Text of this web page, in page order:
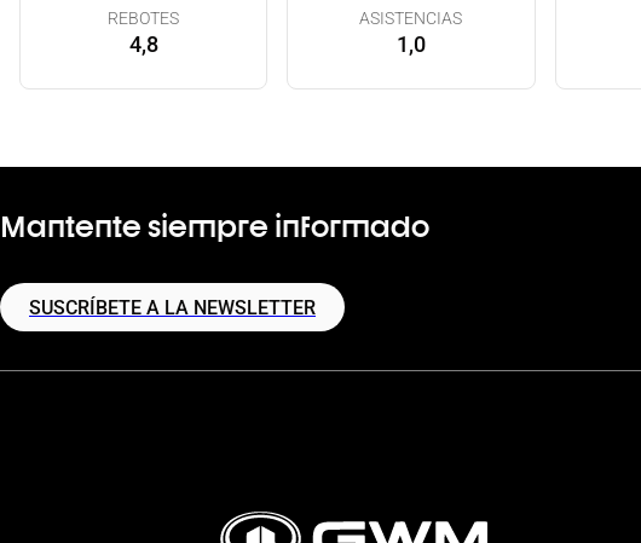
REBOTES
4,8
ASISTENCIAS
1,0
Mantente siempre informado
SUSCRÍBETE A LA NEWSLETTER